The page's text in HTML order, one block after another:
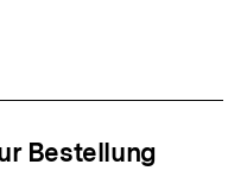
Bestellung